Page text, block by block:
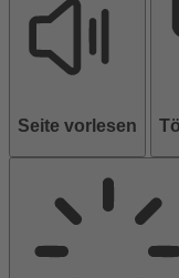
Seite vorlesen